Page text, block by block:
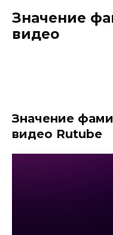
Значение
видео
Значение
видео Rutube